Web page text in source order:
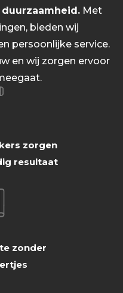
Met
bieden wij
persoonlijke service.
en wij zorgen ervoor
zorgen
resultaat
zonder